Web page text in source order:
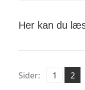
Her kan du
Sider: Side
1 ,
Side
2